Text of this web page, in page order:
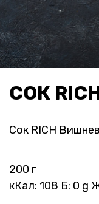
СОК
Сок RICH
200 г
кКал: 108 Б: 0 g